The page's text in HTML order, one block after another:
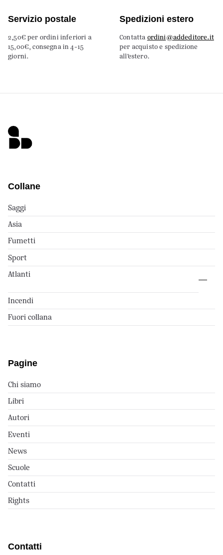
Servizio postale
2,50€ per ordini inferiori a
15,00€, consegna in 4-15
giorni.
Spedizioni estero
Contatta ordini@addeditore.it
per acquisto e spedizione
all’estero.
Collane
Saggi
Asia
Fumetti
Sport
Atlanti
Incendi
Fuori collana
Pagine
Chi siamo
Libri
Autori
Eventi
News
Scuole
Contatti
Rights
Contatti